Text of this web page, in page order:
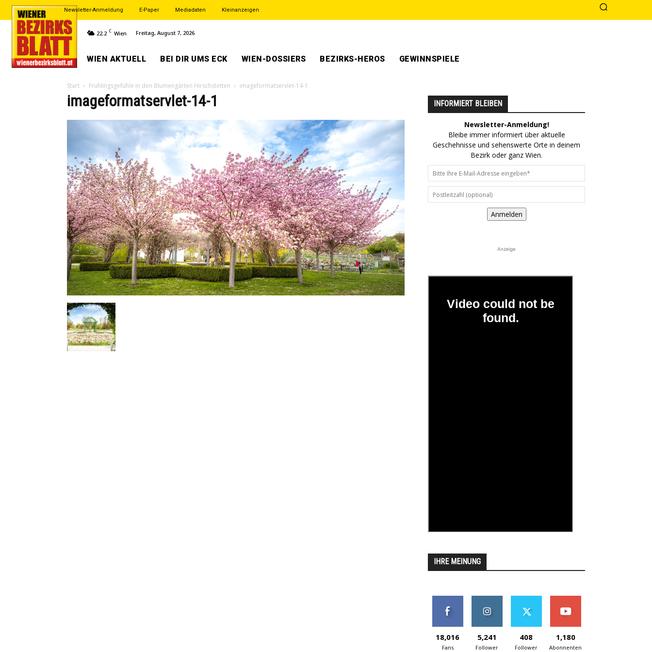
Newsletter-Anmeldung E-Paper Mediadaten Kleinanzeigen
22.2 C Wien Freitag, August 7, 2026
WIEN AKTUELL BEI DIR UMS ECK WIEN-DOSSIERS BEZIRKS-HEROS GEWINNSPIELE
Start Frühlingsgefühle in den Blumengärten Hirschstetten imageformatservlet-14-1
imageformatservlet-14-1 INFORMIERT BLEIBEN
Newsletter-Anmeldung!
Bleibe immer informiert über aktuelle
Geschehnisse und sehenswerte Orte in deinem
Bezirk oder ganz Wien.
Anmelden
Anzeige
IHRE MEINUNG
18,016
Fans
5,241
Follower
408
Follower
1,180
Abonnenten